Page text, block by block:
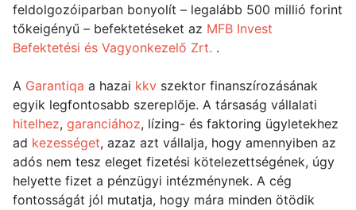
feldolgozóiparban bonyolít – legalább 500 millió forint
tőkeigényű – befektetéseket az MFB Invest
Befektetési és Vagyonkezelő Zrt. .
A Garantiqa a hazai kkv szektor finanszírozásának
egyik legfontosabb szereplője. A társaság vállalati
hitelhez, garanciához, lízing- és faktoring ügyletekhez
ad kezességet, azaz azt vállalja, hogy amennyiben az
adós nem tesz eleget fizetési kötelezettségének, úgy
helyette fizet a pénzügyi intézménynek. A cég
fontosságát jól mutatja, hogy mára minden ötödik